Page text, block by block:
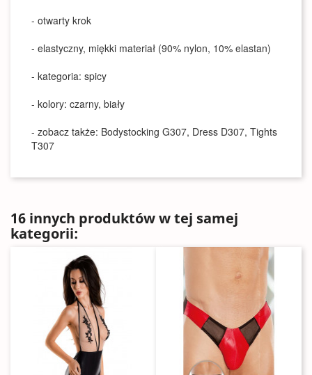
- otwarty krok
- elastyczny, miękki materiał (90% nylon, 10% elastan)
- kategoria: spicy
- kolory: czarny, biały
- zobacz także: Bodystocking G307, Dress D307, Tights
T307
16 innych produktów w tej samej
kategorii: